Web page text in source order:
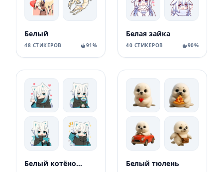
Белый
48 СТИКЕРОВ 91%
Белая зайка
40 СТИКЕРОВ 90%
Белый котёнок B Белый тюлень